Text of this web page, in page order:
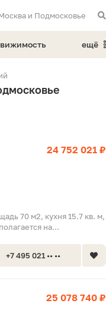
и Подмосковье
ещё
24 752 021 ₽
70 м2, кухня 15.7 кв. м,
на...
+7 495 021 •• ••
25 078 740 ₽